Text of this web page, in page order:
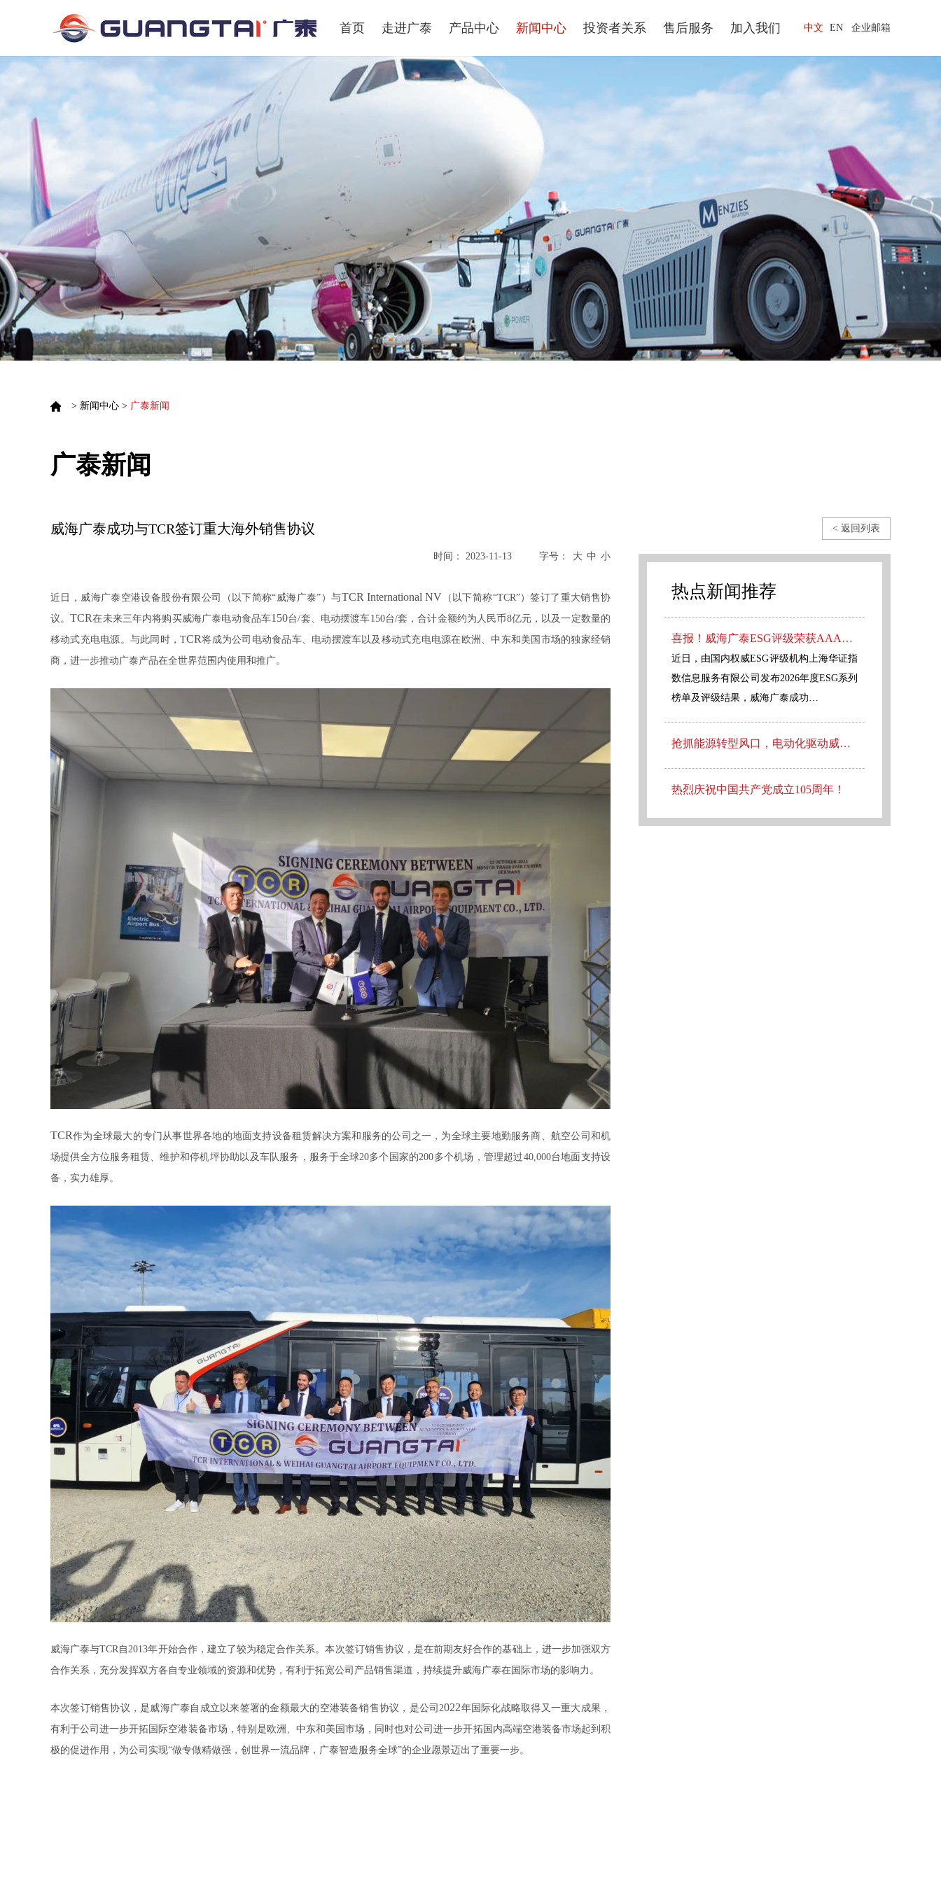
首页 走进广泰 产品中心 新闻中心 投资者关系 售后服务 加入我们 中文 EN 企业邮箱
> 新闻中心 > 广泰新闻
广泰新闻
威海广泰成功与TCR签订重大海外销售协议
时间： 2023-11-13 字号：
近日 ， 威海广泰空港设备股份有限公司（以下简称“威海广泰” ）与TCR International NV （以下简称“TCR”）签订了 重大销售协
议。TCR在未来三年内将购买威海广泰电动食品车150台/套、电动摆渡车150台/套，合计金额约为人民币8亿元，以及一定数量的
移动式充电电源。 与此同时，TCR将成为公司 电动食品车、电动摆渡车以及移动式充电电源在欧洲、中东和美国市场的独家经销
商 ， 进一步推动广泰产品在全世界范围内使用和推广。
TCR作为全球最大 的专门从事世界各地的地面支持设备租赁解决方案和服务的公司之一 ，为全球主要地勤服务商、航空公司和机
场提供全方位服务租赁、维护和停机坪协助以及车队服务 ，服务于全球20多个国家的200多个机场，管理超过40,000台地面支持设
备 ，实力雄厚。
威海广泰与TCR 自 2013年开始合作，建立了较为稳定合作关系。本次签订销售协议，是在前期友好合作的基础上，进一步加强双方
合作关系，充分发挥双方各自专业领域的资源和优势， 有利于拓宽公司产品销售渠道，持续提升威海广泰在国际市场的影响力。
本次签订销售协议，是 威海广泰自成立以来签署的金额最大的空港装备销售协议， 是公司 2022年国际化战略取得又一重大成果，
有利于公司进一步开拓国际空港装备市场，特别是欧洲、中东和美国市场，同时也对公司进一步开拓国内高端空港装备市场起到积
极的促进作用，为公司实现“做专做精做强，创世界一流品牌，广泰智造服务全球”的企业愿景迈出了重要一步。
< 返回列表
热点新闻推荐
喜报！威海广泰ESG评级荣获AAA级 可持续发展实力获权威认可
近日，由国内权威ESG评级机构上海华证指
数信息服务有限公司发布2026年度ESG系列
榜单及评级结果，威海广泰成功…
抢抓能源转型风口，电动化驱动威海广泰欧洲业务腾飞
热烈庆祝中国共产党成立105周年！